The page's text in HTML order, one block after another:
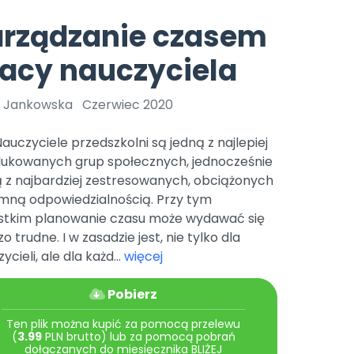
Archiwalne numery
Pomoc
Nowości
Zapowiedzi
Promocje
czerwca 2024 r. uzyskała
r. Nr decyzji:
Online.
Bliżej Pieska
Pomoc zwierzętom
Książka (dla) Przedszkolaka
TikTok
Zobacz nas na TikToku
YouTube
czasem
nauczyciela
Czerwiec 2020
przedszkolni są jedną z najlepiej
grup społecznych, jednocześnie
z najbardziej zestresowanych, obciążonych
odpowiedzialnością. Przy tym
planowanie czasu może wydawać się
trudne. I w zasadzie jest, nie tylko dla
ale dla każd... więcej
Pobierz
Ten plik można kupić za pomocą przelewu
(3.99PLN brutto) lub za pomocą pobrań
dołączanych do miesięcznika BLIŻEJ